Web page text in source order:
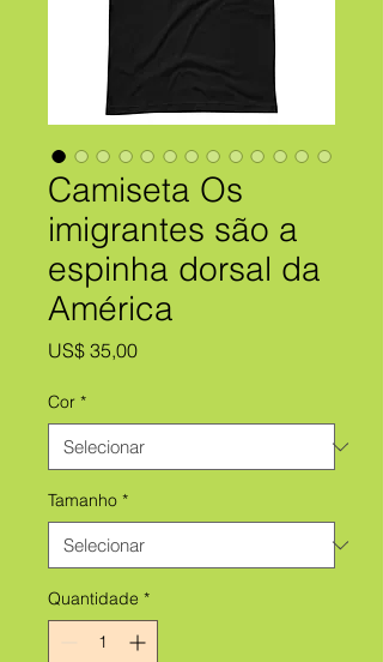
Camiseta Os
imigrantes são a
espinha dorsal da
América
US$ 35,00Preço
Cor *
Tamanho *
Quantidade *